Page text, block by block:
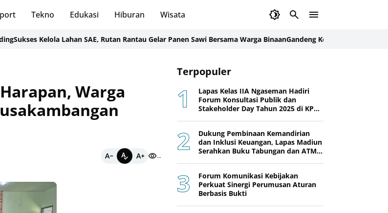
Tekno Edukasi Hiburan Wisata
Kelola Lahan SAE, Rutan Rantau Gelar Panen Sawi Bersama Warga BinaanGandeng Kemenag Tapin, Rutan
Warga
...
Terpopuler
Lapas Kelas IIA Ngaseman Hadiri
Forum Konsultasi Publik dan
Stakeholder Day Tahun 2025 di KPPN
Dukung Pembinaan Kemandirian
dan Inklusi Keuangan, Lapas Madiun
Serahkan Buku Tabungan dan ATM
Forum Komunikasi Kebijakan
Perkuat Sinergi Perumusan Aturan
Berbasis Bukti